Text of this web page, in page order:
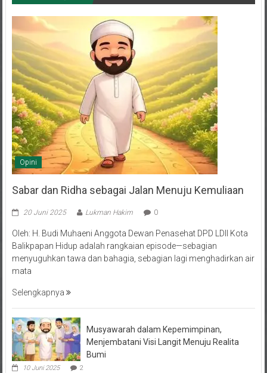
Opini
Sabar dan Ridha sebagai Jalan Menuju Kemuliaan
20 Juni 2025 Lukman Hakim 0
Oleh: H. Budi Muhaeni Anggota Dewan Penasehat DPD LDII Kota
Balikpapan Hidup adalah rangkaian episode—sebagian
menyuguhkan tawa dan bahagia, sebagian lagi menghadirkan air
mata
Selengkapnya
Musyawarah dalam Kepemimpinan,
Menjembatani Visi Langit Menuju Realita
Bumi
10 Juni 2025 2